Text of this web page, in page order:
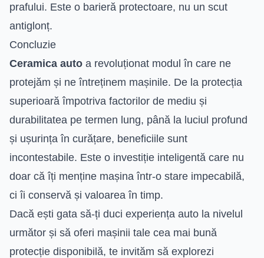
prafului. Este o barieră protectoare, nu un scut
antiglonț.
Concluzie
Ceramica auto a revoluționat modul în care ne
protejăm și ne întreținem mașinile. De la protecția
superioară împotriva factorilor de mediu și
durabilitatea pe termen lung, până la luciul profund
și ușurința în curățare, beneficiile sunt
incontestabile. Este o investiție inteligentă care nu
doar că îți menține mașina într-o stare impecabilă,
ci îi conservă și valoarea în timp.
Dacă ești gata să-ți duci experiența auto la nivelul
următor și să oferi mașinii tale cea mai bună
protecție disponibilă, te invităm să explorezi